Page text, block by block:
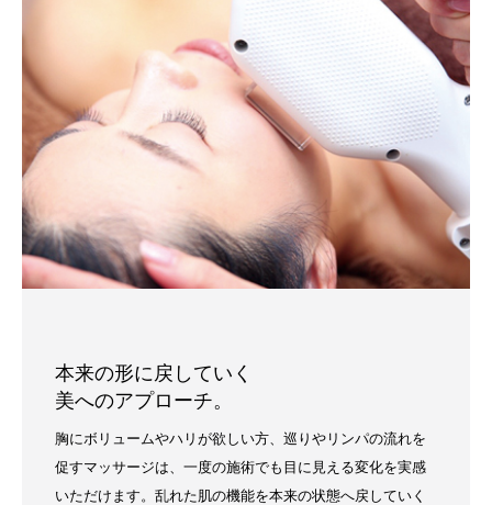
本来の形に戻していく
美へのアプローチ。
胸にボリュームやハリが欲しい方、巡りやリンパの流れを
促すマッサージは、一度の施術でも目に見える変化を実感
いただけます。乱れた肌の機能を本来の状態へ戻していく